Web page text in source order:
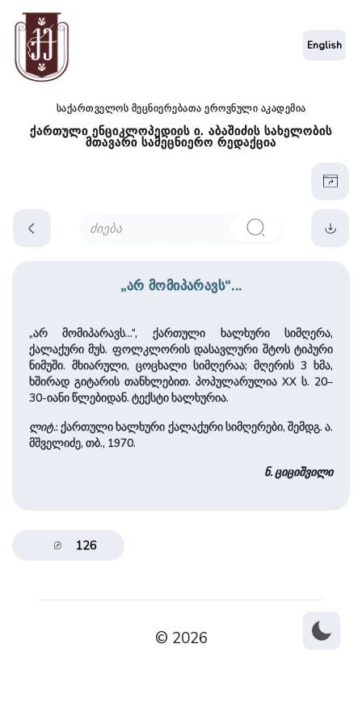
საქართველოს მეცნიერებათა ეროვნული აკადემია
ქართული ენციკლოპედიის ი. აბაშიძის სახელობის
მთავარი სამეცნიერო რედაქცია
English
„არ მომიპარავს“...
„არ მომიპარავს...“, ქართული ხალხური სიმღერა,
ქალაქური მუს. ფოლკლორის დასავლური შტოს ტიპური
ნიმუში. მხიარული, ცოცხალი სიმღერაა; მღერის 3 ხმა,
ხშირად გიტარის თანხლებით. პოპულარულია XX ს. 20–
30-იანი წლებიდან. ტექსტი ხალხურია.
ლიტ.: ქართული ხალხური ქალაქური სიმღერები, შემდგ. ა.
მშველიძე, თბ., 1970.
ნ. ციციშვილი
126
© 2026